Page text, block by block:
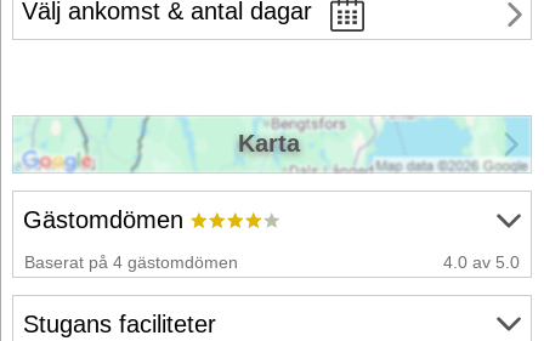
Välj ankomst & antal dagar
Gästomdömen
Baserat på 4 gästomdömen 4.0 av 5.0
Stugans faciliteter
Karta